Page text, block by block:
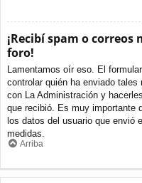
¡Recibí spam o
foro!
Lamentamos oír eso. El
controlar quién ha enviado
con La Administración y
que recibió. Es muy importante
los datos del usuario que envió
medidas.
Arriba